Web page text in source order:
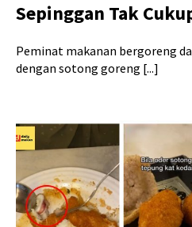
Sepinggan Tak
Peminat makanan bergoreng
dengan sotong goreng [...]